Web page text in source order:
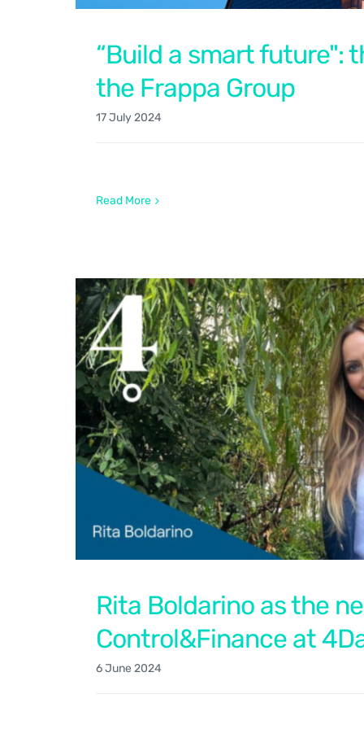
“Build a smart future":
the Frappa Group
17 July 2024
Read More
Rita Boldarino as the
Control&Finance at
6 June 2024